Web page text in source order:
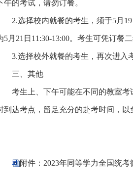
午的考试，请勿订餐。
2.选择校内就餐的考生，须于5月 19
5月 21 日 11:30-13:00。考生可凭订餐
3.选择校外就餐的考生，再次进入
三、其他
考生上、下午可能在不同的教室
到达考点，留足充分的赴考时间，以
附件：2023年同等学力全国统考